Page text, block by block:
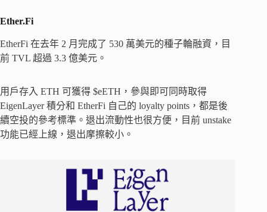
Ether.Fi
EtherFi 在去年 2 月完成了 530 萬美元的種子輪融資，目
前 TVL 超過 3.3 億美元。
用戶存入 ETH 可獲得 $eETH，參與即可同時取得
EigenLayer 積分和 EtherFi 自己的 loyalty points，都是後
續空投的參考標準。退出流動性也很方便，目前 unstake
功能已經上線，退出摩擦較小。